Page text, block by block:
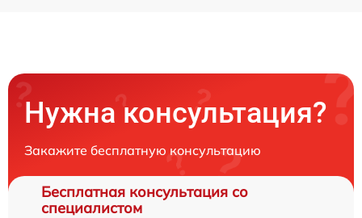
Нужна консультация?
Закажите бесплатную консультацию
Бесплатная консультация со
специалистом